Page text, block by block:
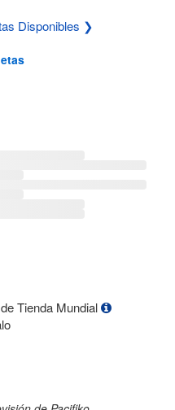
Disponibles ❯
Tienda Mundial